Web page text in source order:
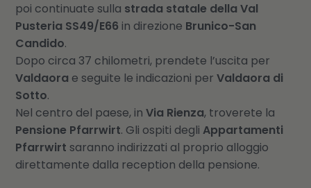
poi continuate sulla strada statale della Val
Pusteria SS49/E66 in direzione Brunico-San
Candido.
Dopo circa 37 chilometri, prendete l’uscita per
Valdaora e seguite le indicazioni perValdaora di
Sotto.
Nel centro del paese, inVia Rienza, troverete la
Pensione Pfarrwirt. Gli ospiti degliAppartamenti
Pfarrwirt saranno indirizzati al proprio alloggio
direttamente dalla reception della pensione.